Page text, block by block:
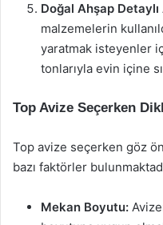
Doğal Ahşap
malzemelerin
yaratmak isteyenler
tonlarıyla evin içine
Top Avize Seçerken
Top avize seçerken göz
bazı faktörler
Mekan Boyutu: